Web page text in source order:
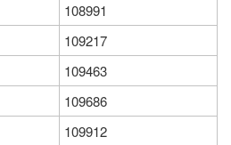
108991
109217
109463
109686
109912